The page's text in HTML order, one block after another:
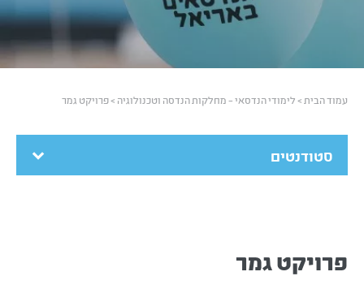
עמוד הבית >לימודי הנדסאי – מחלקות הנדסה וטכנולוגיה >פרויקט גמר
סטודנטים
פרויקט גמר